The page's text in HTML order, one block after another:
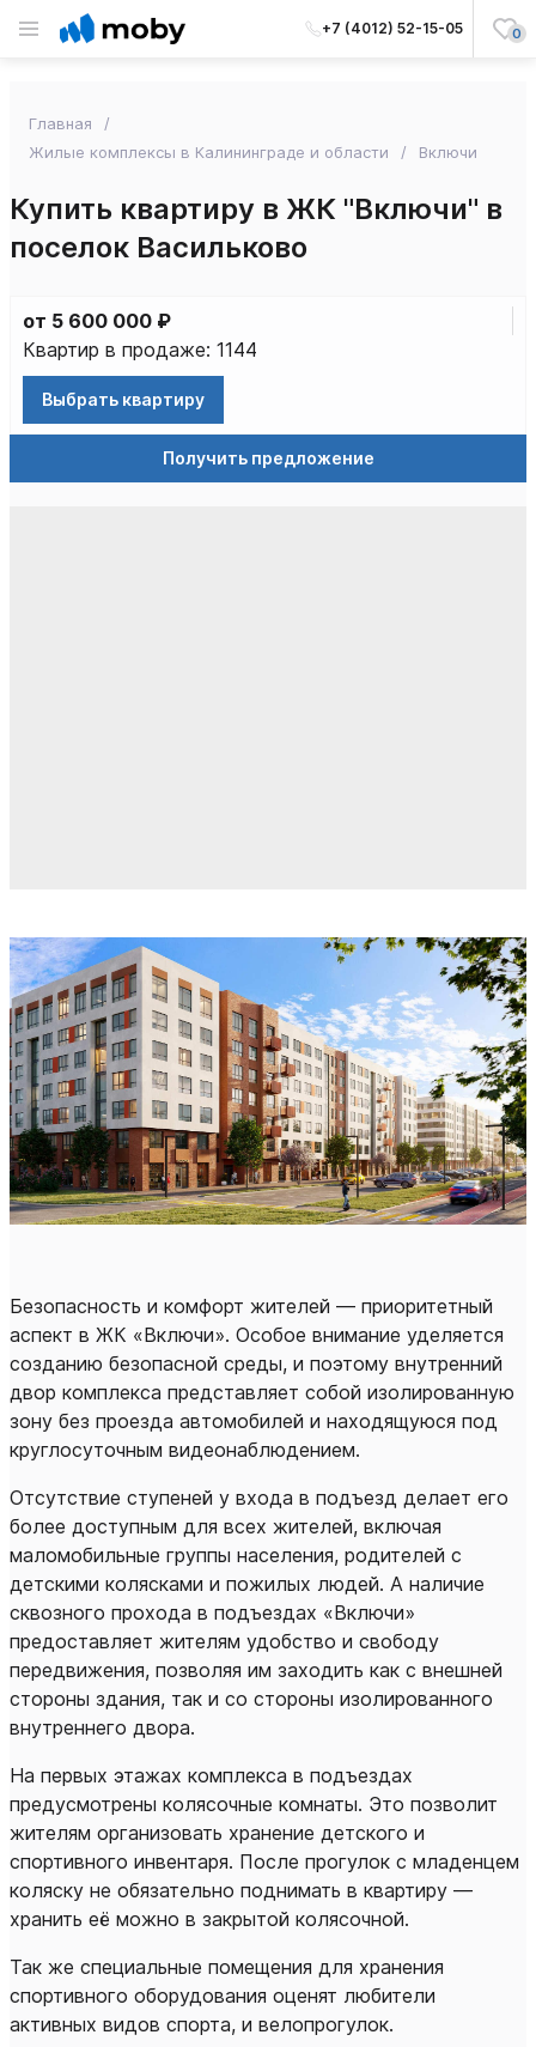
+7 (4012) 52-15-05 0
Главная
Жилые комплексы в Калининграде и области
Включи
Купить квартиру в ЖК "Включи" в
поселок Васильково
от 5 600 000 ₽
Квартир в продаже: 1144
Выбрать квартиру
Получить предложение
Безопасность и комфорт жителей — приоритетный
аспект в ЖК «Включи». Особое внимание уделяется
созданию безопасной среды, и поэтому внутренний
двор комплекса представляет собой изолированную
зону без проезда автомобилей и находящуюся под
круглосуточным видеонаблюдением.
Отсутствие ступеней у входа в подъезд делает его
более доступным для всех жителей, включая
маломобильные группы населения, родителей с
детскими колясками и пожилых людей. А наличие
сквозного прохода в подъездах «Включи»
предоставляет жителям удобство и свободу
передвижения, позволяя им заходить как с внешней
стороны здания, так и со стороны изолированного
внутреннего двора.
На первых этажах комплекса в подъездах
предусмотрены колясочные комнаты. Это позволит
жителям организовать хранение детского и
спортивного инвентаря. После прогулок с младенцем
коляску не обязательно поднимать в квартиру —
хранить её можно в закрытой колясочной.
Так же специальные помещения для хранения
спортивного оборудования оценят любители
активных видов спорта, и велопрогулок.